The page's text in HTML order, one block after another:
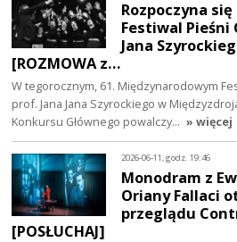
Rozpoczyna
Festiwal
Jana
[ROZMOWA z…
W tegorocznym, 61. Międzynarodowym
prof. Jana Jana Szyrockiego w
Konkursu Głównego powalczy… » więcej
2026-06-11, godz. 19:46
Monodram z
Oriany Fallaci
przeglądu
[POSŁUCHAJ]